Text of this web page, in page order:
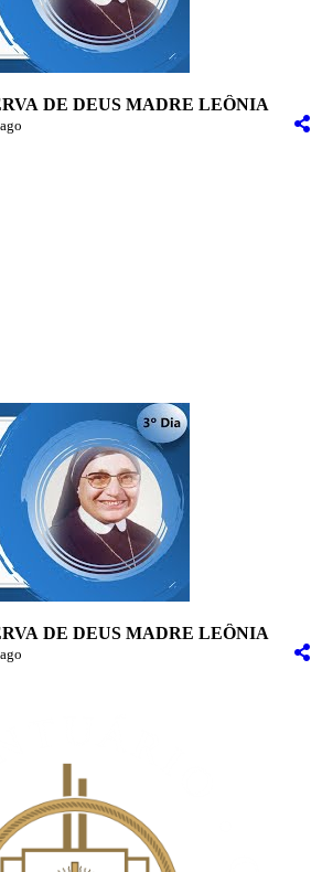
DE DEUS MADRE LEÔNIA
DE DEUS MADRE LEÔNIA